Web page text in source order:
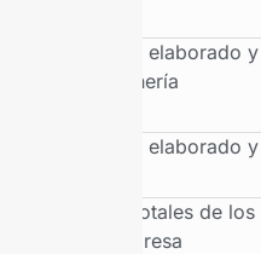
Petróleo elaborado
por refinería
Petróleo elaborado
Ventas totales de
por empresa